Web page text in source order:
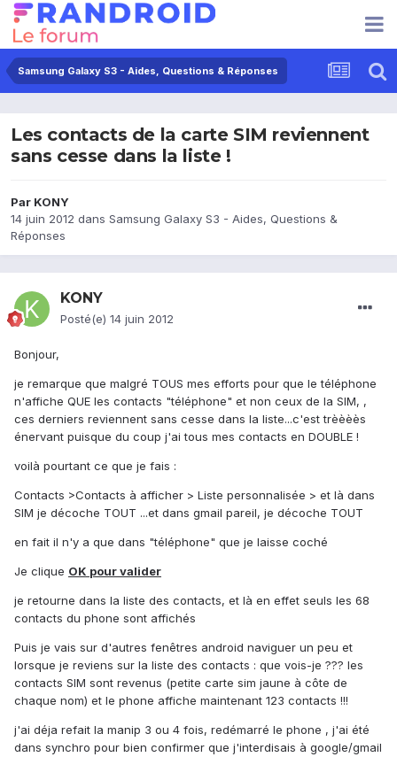
Samsung Galaxy S3 - Aides, Questions & Réponses
Les contacts de la carte SIM reviennent
sans cesse dans la liste !
Par KONY
14 juin 2012 dans Samsung Galaxy S3 - Aides, Questions &
Réponses
KONY
Posté(e) 14 juin 2012
Bonjour,
je remarque que malgré TOUS mes efforts pour que le téléphone
n'affiche QUE les contacts "téléphone" et non ceux de la SIM, ,
ces derniers reviennent sans cesse dans la liste...c'est trèèèès
énervant puisque du coup j'ai tous mes contacts en DOUBLE !
voilà pourtant ce que je fais :
Contacts >Contacts à afficher > Liste personnalisée > et là dans
SIM je décoche TOUT ...et dans gmail pareil, je décoche TOUT
en fait il n'y a que dans "téléphone" que je laisse coché
Je clique OK pour valider
je retourne dans la liste des contacts, et là en effet seuls les 68
contacts du phone sont affichés
Puis je vais sur d'autres fenêtres android naviguer un peu et
lorsque je reviens sur la liste des contacts : que vois-je ??? les
contacts SIM sont revenus (petite carte sim jaune à côte de
chaque nom) et le phone affiche maintenant 123 contacts !!!
j'ai déja refait la manip 3 ou 4 fois, redémarré le phone , j'ai été
dans synchro pour bien confirmer que j'interdisais à google/gmail